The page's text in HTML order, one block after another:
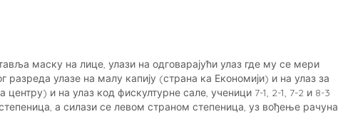
маску на лице, улази на одговарајући улаз где му се мери
улазе на малу капију (страна ка Економији) и на улаз за
и на улаз код фискултурне сале, ученици 7-1, 2-1, 7-2 и 8-3
а силази се левом страном степеница, уз вођење рачуна